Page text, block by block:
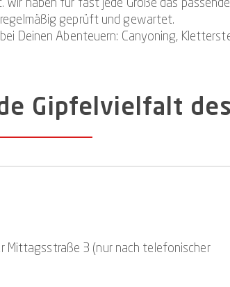
Wir haben für fast jede Größe das
geprüft und gewartet.
Deinen Abenteuern: Canyoning,
Gipfelvielfalt
Mittagsstraße 3 (nur nach telefonischer